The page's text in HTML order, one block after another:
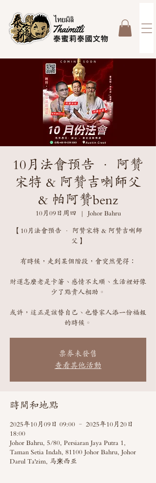
10月法會預告 · 阿贊
宋特 & 阿贊吉喇師父
& 帕阿贊benz
10月09日周四
  |
Johor Bahru
【10月法會預告 · 阿贊宋特 & 阿贊吉喇師
父】
有時候，走到某個階段，會突然覺得：
財運怎麼老是卡著、感情不太順、生活裡好像
少了點貴人相助。
或許，這正是該替自己、也替家人添一份福報
票券未發售
查看其他活動
時間和地點
2025年10月09日 09:00 – 2025年10月20日
18:00
Johor Bahru, 5/80, Persiaran Jaya Putra 1,
Taman Setia Indah, 81100 Johor Bahru, Johor
Darul Ta'zim, 马来西亚